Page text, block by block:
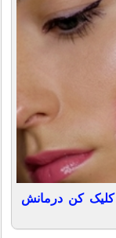
کن درمانش